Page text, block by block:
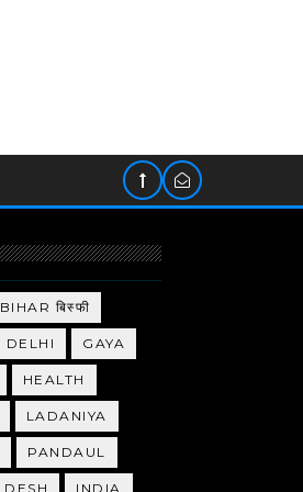
BIHAR बिस्फी
DELHI GAYA
HEALTH
LADANIYA
PANDAUL
DESH INDIA